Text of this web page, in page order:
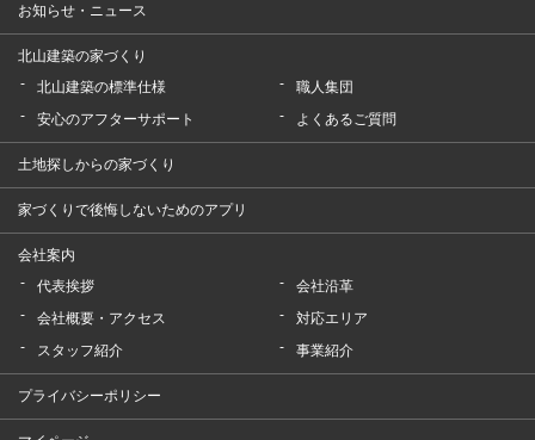
お知らせ・ニュース
北山建築の家づくり
北山建築の標準仕様
職人集団
安心のアフターサポート
よくあるご質問
土地探しからの家づくり
家づくりで後悔しないためのアプリ
会社案内
代表挨拶
会社沿革
会社概要・アクセス
対応エリア
スタッフ紹介
事業紹介
プライバシーポリシー